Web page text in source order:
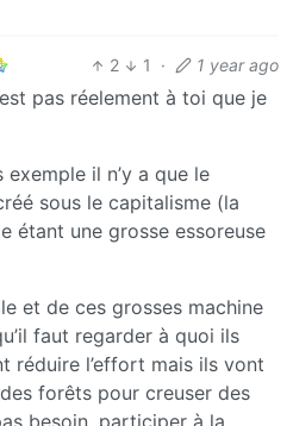
2 1 · 1 year ago
pas réelement à toi que je
il n’y a que le
sous le capitalisme (la
étant une grosse essoreuse
et de ces grosses machine
faut regarder à quoi ils
réduire l’effort mais ils vont
forêts pour creuser des